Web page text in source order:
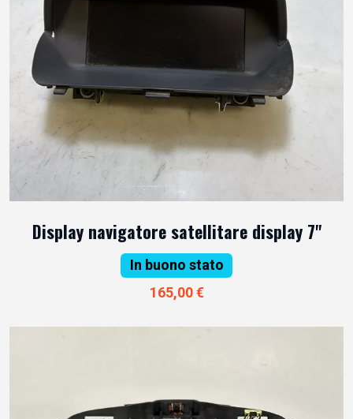
Display navigatore satellitare display 7"
In buono stato
165,00 €